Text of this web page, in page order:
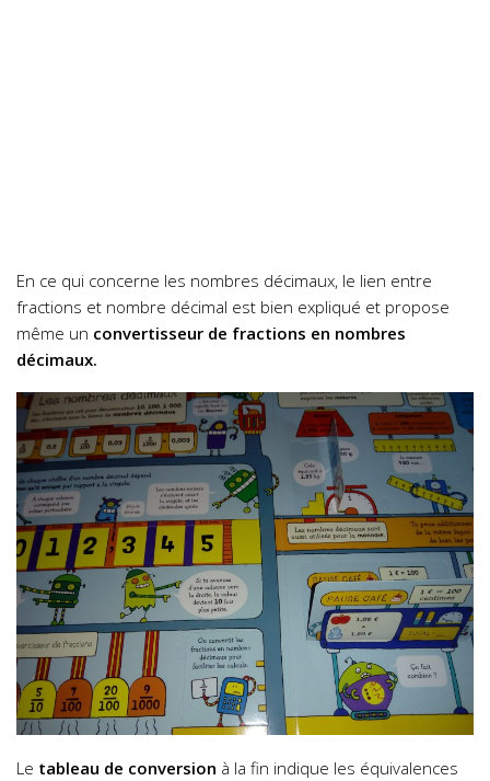
En ce qui concerne les nombres décimaux, le lien entre
fractions et nombre décimal est bien expliqué et propose
même un convertisseur de fractions en nombres
décimaux.
Le tableau de conversion à la fin indique les équivalences